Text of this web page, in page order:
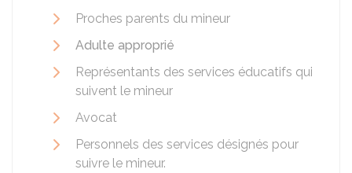
Proches parents du mineur
Adulte approprié
Représentants des services éducatifs qui
suivent le mineur
Avocat
Personnels des services désignés pour
suivre le mineur.